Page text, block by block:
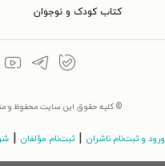
کتاب کودک و نوجوان
© کلیه حقوق این سایت محفوظ و
ورود و ثبت‌نام ناشران ثبت‌نام مؤلفان